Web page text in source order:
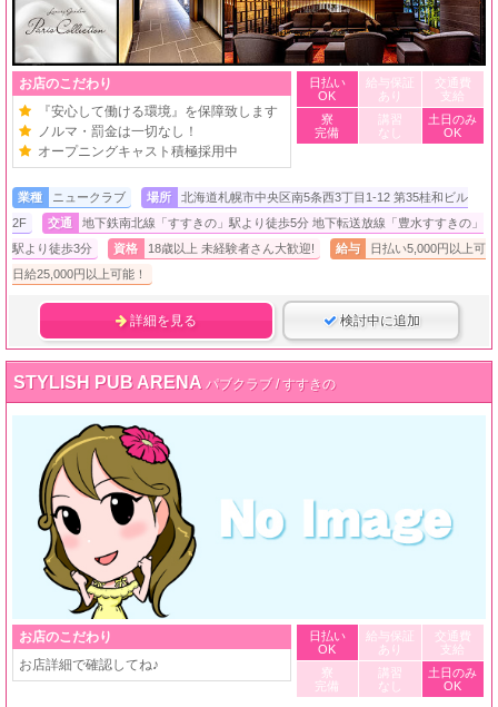
お店のこだわり
『安心して働ける環境』を保障致します
ノルマ・罰金は一切なし！
オープニングキャスト積極採用中
日払い
OK
給与保証
あり
交通費
支給
寮
完備
講習
なし
土日のみ
OK
業種 ニュークラブ 場所
北海道札幌市中央区南5条西3丁目1-12 第35桂和ビル
2F
交通
地下鉄南北線「すすきの」駅より徒歩5分 地下転送放線「豊水すすきの」
駅より徒歩3分
資格 18歳以上 未経験者さん大歓迎! 給与
日払い5,000円以上可
日給25,000円以上可能！
詳細を見る 検討中に追加
STYLISH PUB ARENA パブクラブ / すすきの
お店のこだわり
お店詳細で確認してね♪
日払い
OK
給与保証
あり
交通費
支給
寮
完備
講習
なし
土日のみ
OK